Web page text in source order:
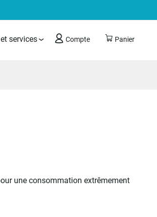
Panier
services Compte
une consommation extrêmement